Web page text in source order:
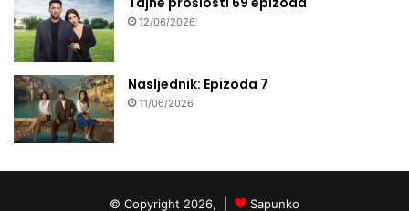
12/06/2026
Nasljednik: Epizoda 7
11/06/2026
© Copyright 2026, | Sapunko